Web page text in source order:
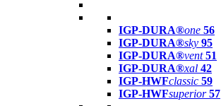
IGP-DURA®one 56
IGP-DURA®sky 95
IGP-DURA®vent 51
IGP-DURA®xal 42
IGP-HWFclassic 59
IGP-HWFsuperior 57